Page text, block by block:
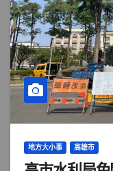
地方大小事 高雄市